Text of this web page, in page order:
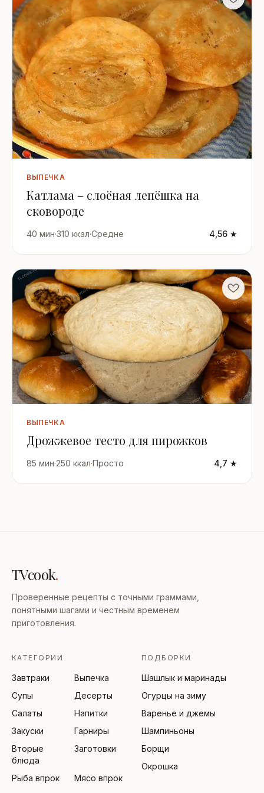
ВЫПЕЧКА
Катлама – слоёная лепёшка на
сковороде
40 мин·310 ккал·Средне 4,56 ★
ВЫПЕЧКА
Дрожжевое тесто для пирожков
85 мин·250 ккал·Просто 4,7 ★
TVcook.
Проверенные рецепты с точными граммами,
понятными шагами и честным временем
приготовления.
КАТЕГОРИИ
Завтраки
Выпечка
Супы
Десерты
Салаты
Напитки
Закуски
Гарниры
Вторые
блюда
Заготовки
Рыба впрок Мясо впрок
ПОДБОРКИ
Шашлык и маринады
Огурцы на зиму
Варенье и джемы
Шампиньоны
Борщи
Окрошка